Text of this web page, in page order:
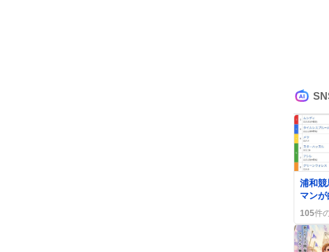
浦和競
マン
のレー
が
り
105件